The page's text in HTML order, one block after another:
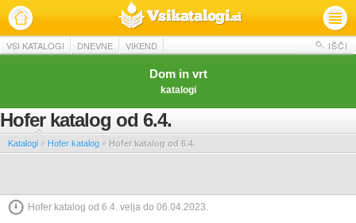
VSI KATALOGI DNEVNE VIKEND IŠČI
Dom in vrt
katalogi
Hofer katalog od 6.4.
Katalogi » Hofer katalog » Hofer katalog od 6.4.
Hofer katalog od 6.4. velja do 06.04.2023.